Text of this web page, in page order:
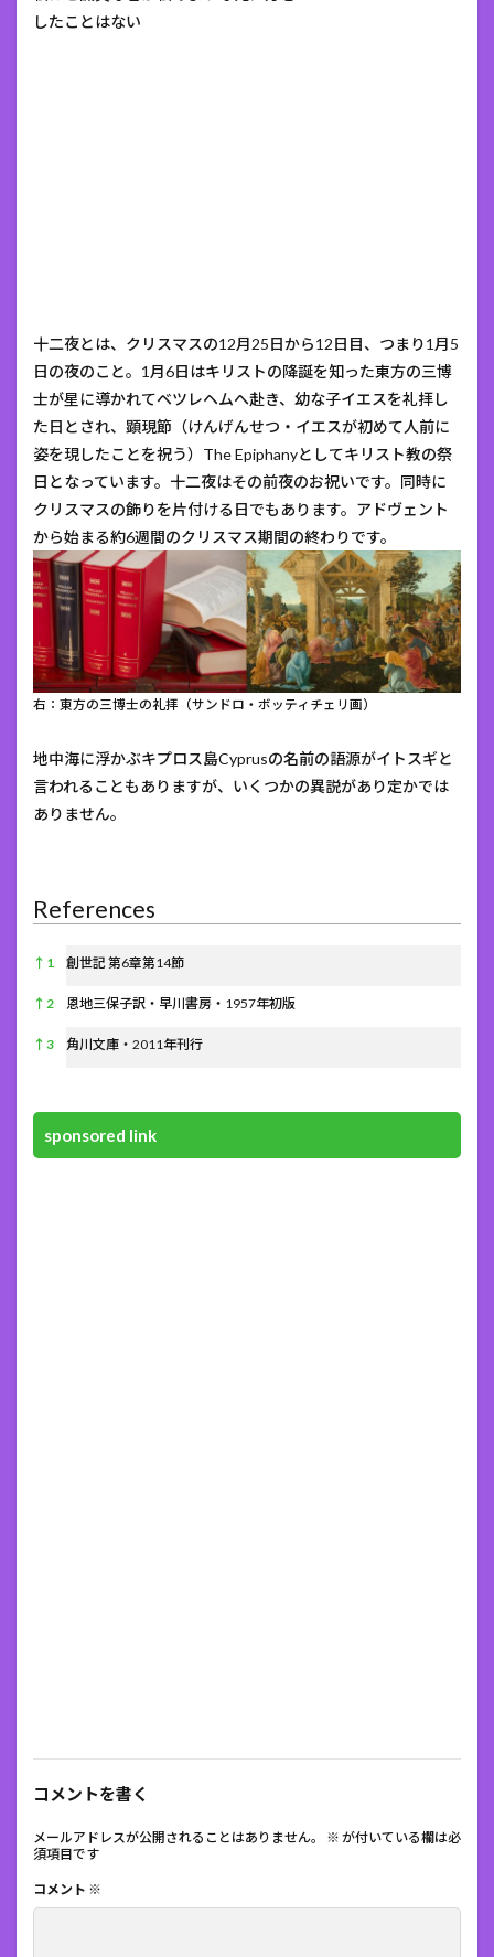
したことはない
十二夜とは、クリスマスの12月25日から12日目、つまり1月5
日の夜のこと。1月6日はキリストの降誕を知った東方の三博
士が星に導かれてベツレヘムへ赴き、幼な子イエスを礼拝し
た日とされ、顕現節（けんげんせつ・イエスが初めて人前に
姿を現したことを祝う）The Epiphanyとしてキリスト教の祭
日となっています。十二夜はその前夜のお祝いです。同時に
クリスマスの飾りを片付ける日でもあります。アドヴェント
から始まる約6週間のクリスマス期間の終わりです。
右：東方の三博士の礼拝（サンドロ・ボッティチェリ画）
地中海に浮かぶキプロス島Cyprusの名前の語源がイトスギと
言われることもありますが、いくつかの異説があり定かでは
ありません。
References
References
↑ 1 創世記 第6章第14節
↑ 2 恩地三保子訳・早川書房・1957年初版
↑ 3 角川文庫・2011年刊行
sponsored link
コメントを書く
メールアドレスが公開されることはありません。 ※ が付いている欄は必
須項目です
コメント ※